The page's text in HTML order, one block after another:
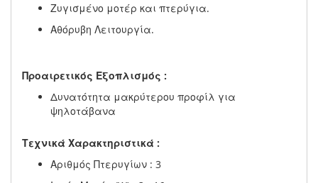
Ζυγισμένο μοτέρ και πτερύγια.
Αθόρυβη Λειτουργία.
Προαιρετικός Εξοπλισμός :
Δυνατότητα μακρύτερου προφίλ για
ψηλοτάβανα
Τεχνικά Χαρακτηριστικά :
Αριθμός Πτερυγίων : 3